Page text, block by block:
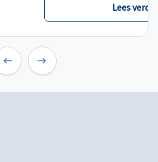
Lees verder